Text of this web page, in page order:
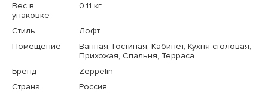
Вес в
упаковке
0.11 кг
Стиль
Лофт
Помещение
Ванная, Гостиная, Кабинет, Кухня-столовая,
Прихожая, Спальня, Терраса
Бренд
Zeppelin
Страна
Россия